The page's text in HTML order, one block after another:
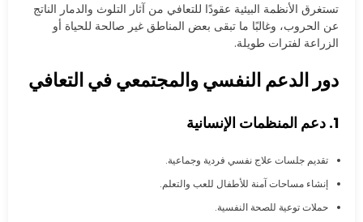
تستغرق الأنظمة البيئية عقودًا للتعافي من آثار التلوث والدمار الناتج
عن الحروب، وغالبًا ما تبقى بعض المناطق غير صالحة للحياة أو
الزراعة لفترات طويلة.
دور الدعم النفسي والمجتمعي في التعافي
1. دعم المنظمات الإنسانية
تقديم جلسات علاج نفسي فردية وجماعية.
إنشاء مساحات آمنة للأطفال للعب والتعلم.
حملات توعية للصحة النفسية.